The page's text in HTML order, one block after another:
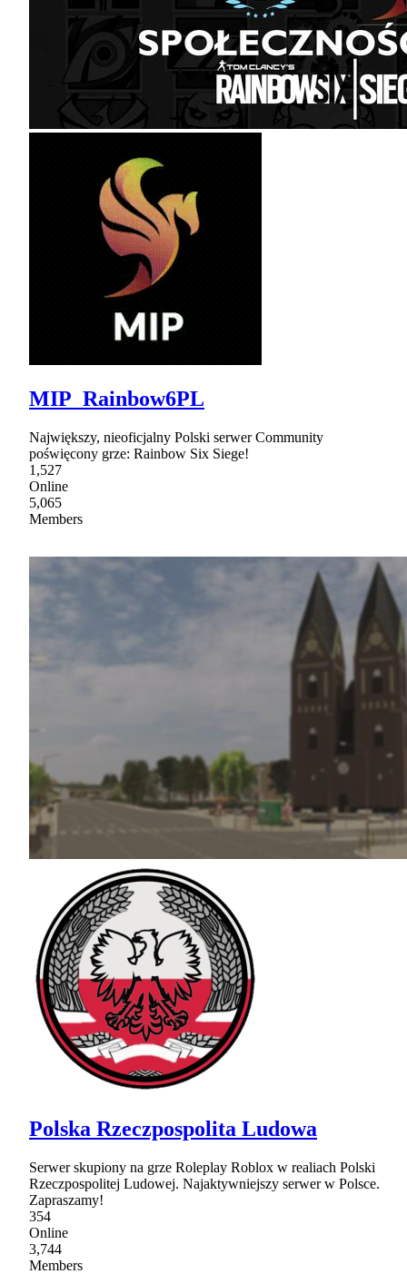
MIP_Rainbow6PL
Największy, nieoficjalny Polski serwer Community
poświęcony grze: Rainbow Six Siege!
1,527
Online
5,065
Members
Polska Rzeczpospolita Ludowa
Serwer skupiony na grze Roleplay Roblox w realiach Polski
Rzeczpospolitej Ludowej. Najaktywniejszy serwer w Polsce.
Zapraszamy!
354
Online
3,744
Members